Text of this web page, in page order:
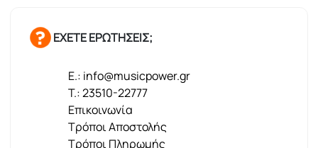
ΕΧΕΤΕ ΕΡΩΤΗΣΕΙΣ;
E.: info@musicpower.gr
T.: 23510-22777
Επικοινωνία
Τρόποι Αποστολής
Τρόποι Πληρωμής